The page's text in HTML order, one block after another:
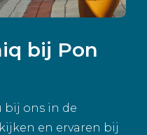
bij Pon
bij ons in de
en ervaren bij